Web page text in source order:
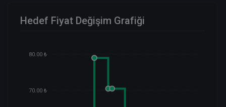
Hedef Fiyat Değişim Grafiği
80.00 ₺
70.00 ₺